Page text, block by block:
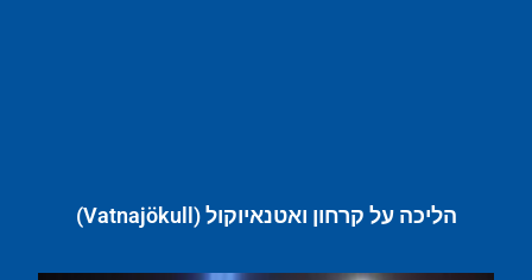
הליכה על קרחון ואטנאיוקול (Vatnajökull)